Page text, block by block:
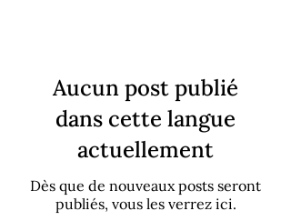
Aucun post publié
dans cette langue
actuellement
Dès que de nouveaux posts seront
publiés, vous les verrez ici.